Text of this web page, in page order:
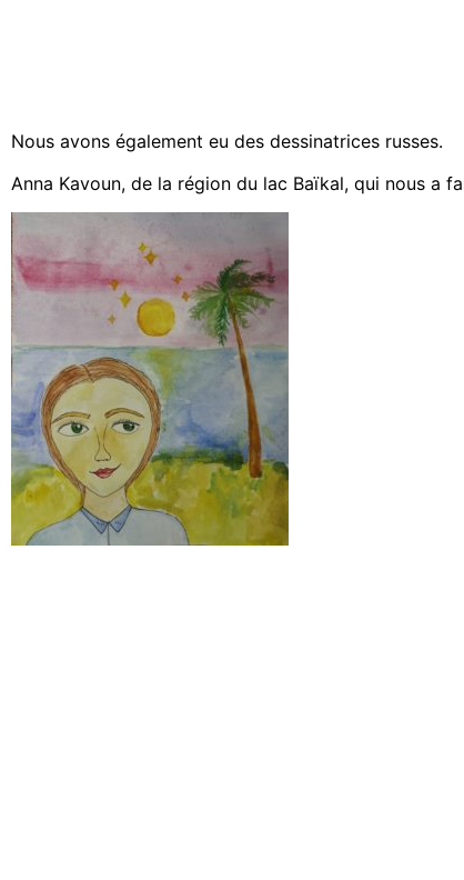
Nous avons également eu des dessinatrices russes.
Anna Kavoun, de la région du lac Baïkal, qui nous a